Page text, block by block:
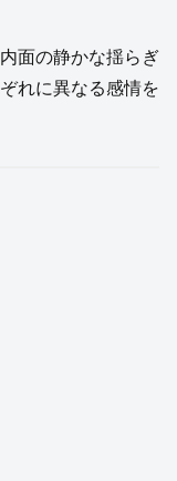
面の静かな揺らぎ
れに異なる感情を